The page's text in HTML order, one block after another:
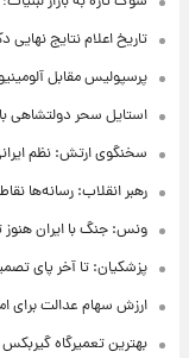
تاریخ اعلام نتایج
پرسپولیس مقابل
استایل سحر دولتشاهی
سخنگوی ارتش: نظم
رهبر انقلاب: رسانه‌ها
ونس: جنگ با ایران هنوز
پزشکیان: تا آخر پای
ارزش سهام عدالت برای امروز ۱۷ مرداد ۱۴۰۵
بهترین تعمیرگاه